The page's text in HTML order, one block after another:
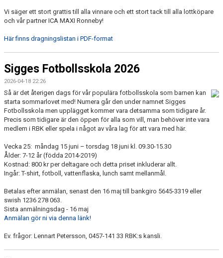
Vi säger ett stort grattis till alla vinnare och ett stort tack till alla lottköpare
och vår partner ICA MAXI Ronneby!
Här finns dragningslistan i PDF-format
Sigges Fotbollsskola 2026
2026-04-18 22:26
Så är det återigen dags för vår populära fotbollsskola som barnen kan
starta sommarlovet med! Numera går den under namnet Sigges
Fotbollsskola men upplägget kommer vara detsamma som tidigare år.
Precis som tidigare är den öppen för alla som vill, man behöver inte vara
medlem i RBK eller spela i något av våra lag för att vara med här.
Vecka 25: måndag 15 juni – torsdag 18 juni kl. 09.30-15.30
Ålder: 7-12 år (födda 2014-2019)
Kostnad: 800 kr per deltagare och detta priset inkluderar allt.
Ingår: T-shirt, fotboll, vattenflaska, lunch samt mellanmål.
Betalas efter anmälan, senast den 16 maj till bankgiro 5645-3319 eller
swish 1236 278 063.
Sista anmälningsdag - 16 maj
Anmälan gör ni via denna länk!
Ev. frågor: Lennart Petersson, 0457-141 33 RBK:s kansli.